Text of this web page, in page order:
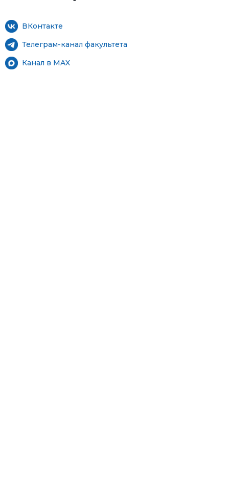
ВКонтакте
Телеграм-канал факультета
Канал в MAX